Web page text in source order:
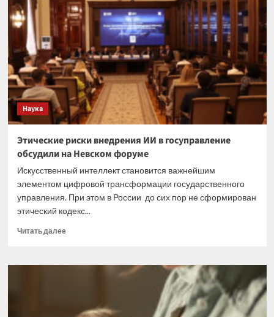
выпускного
бала
поделились
своими
эмоциями
и
впечатлениями
Наука
Этические риски внедрения ИИ в госуправление
обсудили на Невском форуме
Искусственный интеллект становится важнейшим
элементом цифровой трансформации государственного
управления. При этом в России до сих пор не сформирован
этический кодекс...
Читать далееПрочитать
Этические